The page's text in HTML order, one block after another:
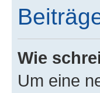
Wie
Um eine